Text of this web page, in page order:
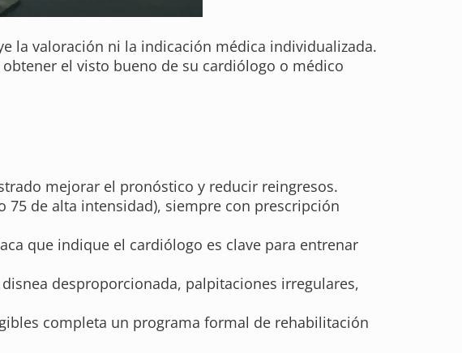
la valoración ni la indicación médica individualizada.
el visto bueno de su cardiólogo o médico
mejorar el pronóstico y reducir reingresos.
75 de alta intensidad), siempre con prescripción
que indique el cardiólogo es clave para entrenar
desproporcionada, palpitaciones irregulares,
completa un programa formal de rehabilitación